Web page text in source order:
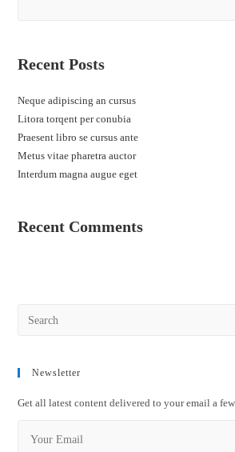
Recent Posts
Neque adipiscing an cursus
Litora torqent per conubia
Praesent libro se cursus ante
Metus vitae pharetra auctor
Interdum magna augue eget
Recent Comments
Newsletter
Get all latest content delivered to your email a